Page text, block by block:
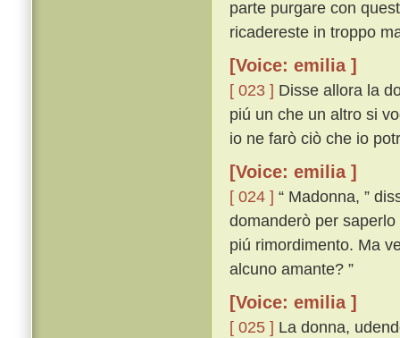
parte purgare con
ricadereste in troppo
[Voice: emilia ]
[ 023 ] Disse allora la
piú un che un altro si
io ne farò ciò che io
[Voice: emilia ]
[ 024 ] “ Madonna, ”
domanderò per
piú rimordimento. Ma
alcuno amante? ”
[Voice: emilia ]
[ 025 ] La donna,